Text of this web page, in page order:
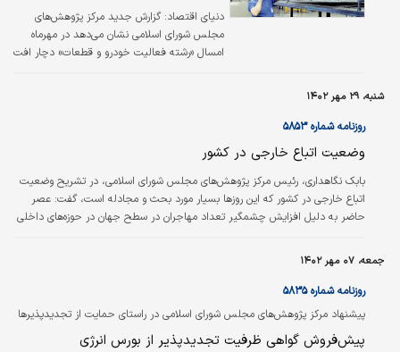
دنیای اقتصاد:گزارش جدید مرکز پژوهش‌های
مجلس شورای اسلامی نشان می‌دهد در مهر‌ماه
امسال «رشته فعالیت خودرو و قطعات» دچار افت
قیمت، رشد را به خود می‌بیند.
شنبه، ۲۹ مهر ۱۴۰۲
روزنامه شماره ۵۸۵۳
وضعیت اتباع خارجی در کشور
بابک نگاهداری، رئیس مرکز پژوهش‌های مجلس شورای اسلامی، در تشریح وضعیت
اتباع خارجی در کشور که این روزها بسیار مورد بحث و مجادله است، گفت: عصر
حاضر به ‌دلیل افزایش چشمگیر تعداد مهاجران در سطح جهان در حوزه‌های داخلی
مهاجرت نام‌گذاری شده است. ارزیابی‌های صورت‌گرفته در مورد مهم‌ترین چالش‌های
جهانی، حاکی از آن است که در آینده بر اهمیت این موضوع خطیر افزوده خواهد
شد؛ به نحوی که در حال حاضر پس از تغییرات اقلیمی، مهم‌ترین چالش
بلندمدت…
جمعه، ۰۷ مهر ۱۴۰۲
پیشنهاد مرکز پژوهش‏‏‌های مجلس شورای اسلامی در راستای حمایت از تجدیدپذیرها
روزنامه شماره ۵۸۳۵
پیش‏‏‌فروش گواهی ظرفیت تجدیدپذیر از بورس انرژی